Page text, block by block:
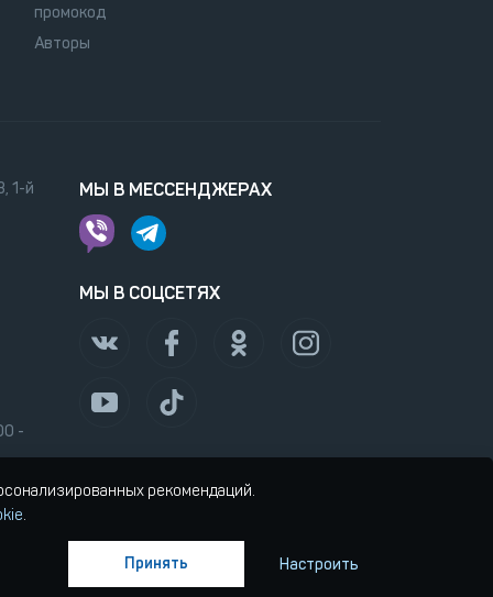
промокод
Авторы
1-й
-
МЫ В МЕССЕНДЖЕРАХ
МЫ В СОЦСЕТЯХ
рекомендаций.
.
Настроить
Принять